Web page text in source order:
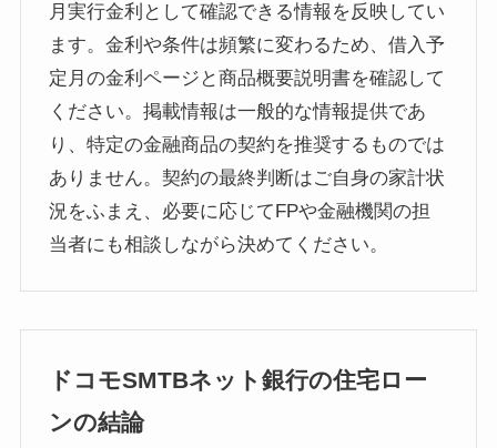
月実行金利として確認できる情報を反映してい
ます。金利や条件は頻繁に変わるため、借入予
定月の金利ページと商品概要説明書を確認して
ください。掲載情報は一般的な情報提供であ
り、特定の金融商品の契約を推奨するものでは
ありません。契約の最終判断はご自身の家計状
況をふまえ、必要に応じてFPや金融機関の担
当者にも相談しながら決めてください。
ドコモSMTBネット銀行の住宅ロー
ンの結論